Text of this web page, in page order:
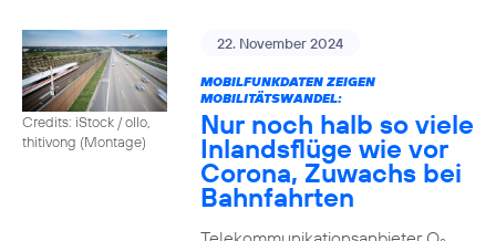
Credits: iStock / ollo,
thitivong (Montage)
22. November 2024
MOBILFUNKDATEN ZEIGEN
MOBILITÄTSWANDEL:
Nur noch halb so viele
Inlandsflüge wie vor
Corona, Zuwachs bei
Bahnfahrten